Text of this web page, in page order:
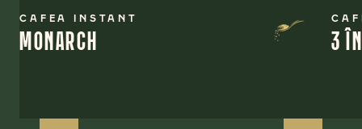
CAFEA INSTANT
MONARCH 3